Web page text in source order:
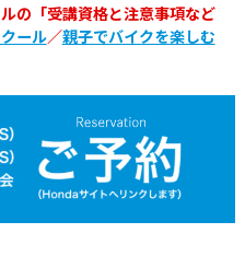
ベント
の「受講資格と注意事項など
ール／親子でバイクを楽しむ